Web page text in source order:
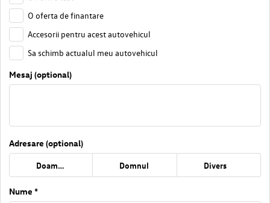
O oferta de finantare
Accesorii pentru acest autovehicul
Sa schimb actualul meu autovehicul
Mesaj (optional)
Adresare (optional)
Doamna Domnul Divers
Nume *